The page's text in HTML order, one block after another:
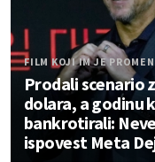
FILM KOJI IM JE
Prodali scenario
dolara, a godinu
bankrotirali:
ispovest Meta